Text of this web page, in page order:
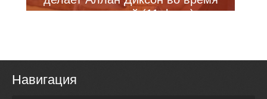
путешествий (11 фото)
Навигация